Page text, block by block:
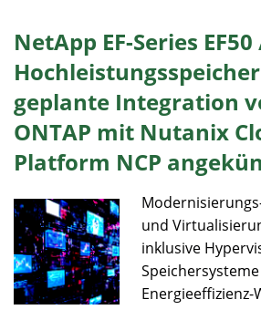
NetApp EF-Series EF50
geplante Integration
ONTAP mit Nutanix
Platform NCP
und
inklusive
Energieeffizienz-